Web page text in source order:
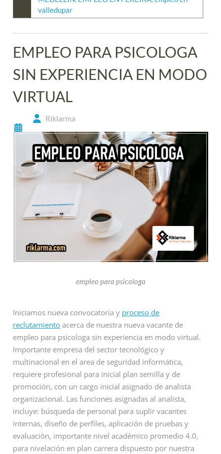
valledupar
EMPLEO PARA PSICOLOGA
SIN EXPERIENCIA EN MODO
VIRTUAL
Riklarma
empleo para psicologa
Iniciamos nueva convocatoria y proceso de
reclutamiento acerca de nuestra nueva vacante de
empleo para psicologa sin experiencia en modo virtual.
Importante empresa del sector tecnológico y
multinacional en el area de seguridad informática,
requiere profesional para inicial plan semilla y de
promoción, con un cargo inicial asignado de analista
organizacional. Las funciones asignadas al analista,
incluye: búsqueda de personal para suplir vacantes
internas, diseño de perfiles, aplicación de pruebas y
evaluación, importante nivel académico promedio 4.0,
para nivelación en plan carrera dispuesto por nuestra